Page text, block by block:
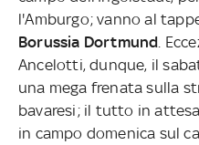
l'Amburgo; vanno al
Borussia Dortmund .
Ancelotti, dunque, il
una mega frenata sulla
bavaresi; il tutto in
in campo domenica sul